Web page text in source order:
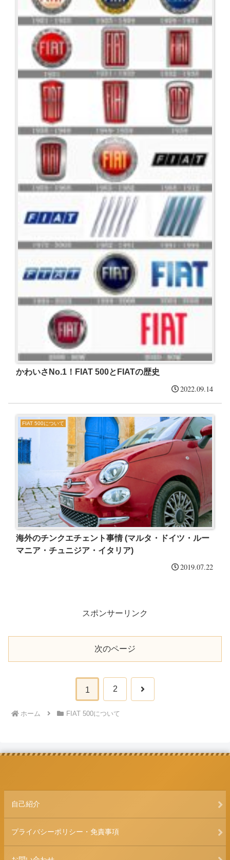
かわいさNo.1！FIAT 500とFIATの歴史
2022.09.14
FIAT 500について
海外のチンクエチェント事情 (マルタ・ドイツ・ルー
マニア・チュニジア・イタリア)
2019.07.22
スポンサーリンク
次のページ
1 2 次
ホーム FIAT 500について
自己紹介
プライバシーポリシー・免責事項